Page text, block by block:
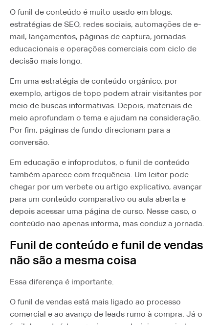
O funil de conteúdo é muito usado em blogs,
estratégias de SEO, redes sociais, automações de e-
mail, lançamentos, páginas de captura, jornadas
educacionais e operações comerciais com ciclo de
decisão mais longo.
Em uma estratégia de conteúdo orgânico, por
exemplo, artigos de topo podem atrair visitantes por
meio de buscas informativas. Depois, materiais de
meio aprofundam o tema e ajudam na consideração.
Por fim, páginas de fundo direcionam para a
conversão.
Em educação e infoprodutos, o funil de conteúdo
também aparece com frequência. Um leitor pode
chegar por um verbete ou artigo explicativo, avançar
para um conteúdo comparativo ou aula aberta e
depois acessar uma página de curso. Nesse caso, o
conteúdo não apenas informa, mas conduz a jornada.
Funil de conteúdo e funil de vendas
não são a mesma coisa
Essa diferença é importante.
O funil de vendas está mais ligado ao processo
comercial e ao avanço de leads rumo à compra. Já o